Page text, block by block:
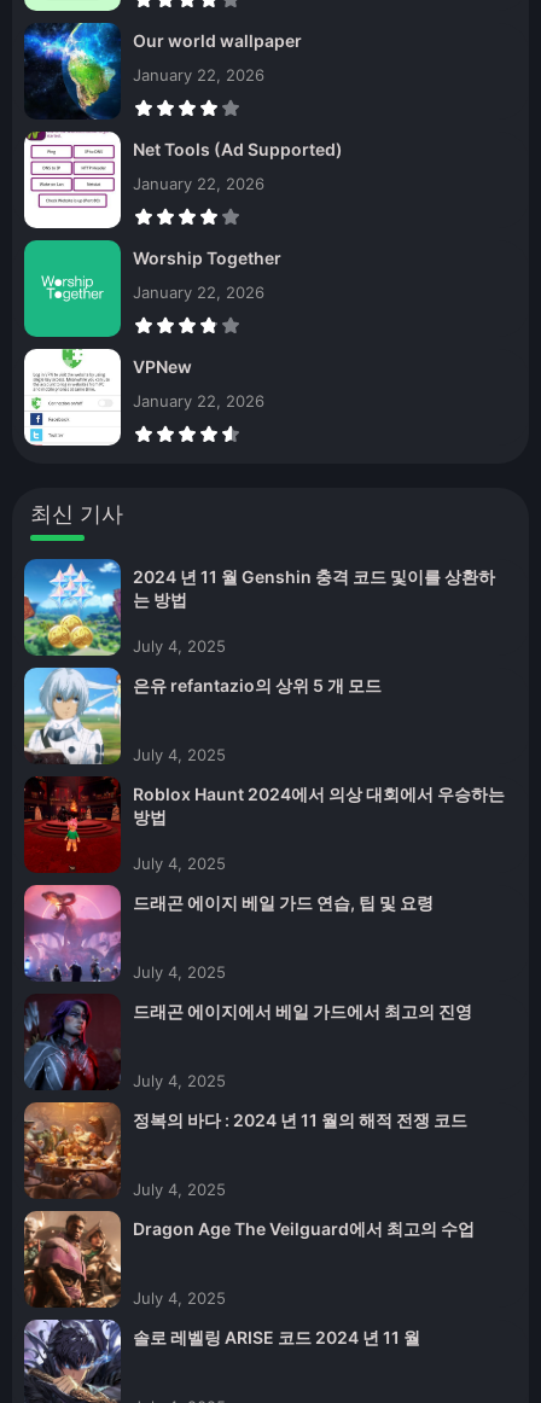
Our world wallpaper
January 22, 2026
Net Tools (Ad Supported)
January 22, 2026
Worship Together
January 22, 2026
VPNew
January 22, 2026
최신 기사
2024 년 11 월 Genshin 충격 코드 및이를 상환하
는 방법
July 4, 2025
은유 refantazio의 상위 5 개 모드
July 4, 2025
Roblox Haunt 2024에서 의상 대회에서 우승하는
방법
July 4, 2025
드래곤 에이지 베일 가드 연습, 팁 및 요령
July 4, 2025
드래곤 에이지에서 베일 가드에서 최고의 진영
July 4, 2025
정복의 바다 : 2024 년 11 월의 해적 전쟁 코드
July 4, 2025
Dragon Age The Veilguard에서 최고의 수업
July 4, 2025
솔로 레벨링 ARISE 코드 2024 년 11 월